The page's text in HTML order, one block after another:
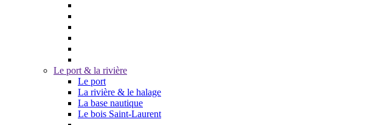
Le port & la rivière
Le port
La rivière & le halage
La base nautique
Le bois Saint-Laurent